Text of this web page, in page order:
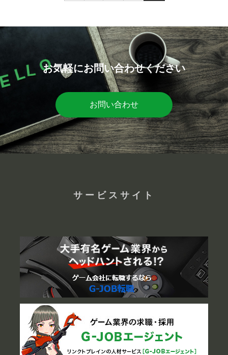
お気軽にお問い合わせください
お問い合わせ
サービスサイト